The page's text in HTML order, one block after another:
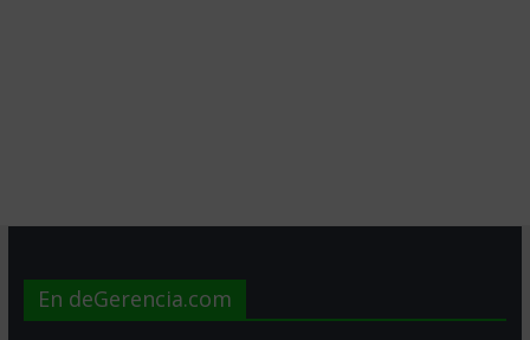
En deGerencia.com